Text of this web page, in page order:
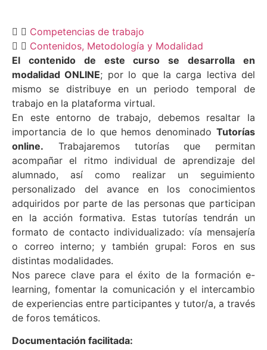
Competencias de trabajo
Contenidos, Metodología y Modalidad
El contenido de este curso se desarrolla en
modalidad ONLINE; por lo que la carga lectiva del
mismo se distribuye en un periodo temporal de
trabajo en la plataforma virtual.
En este entorno de trabajo, debemos resaltar la
importancia de lo que hemos denominado Tutorías
online. Trabajaremos tutorías que permitan
acompañar el ritmo individual de aprendizaje del
alumnado, así como realizar un seguimiento
personalizado del avance en los conocimientos
adquiridos por parte de las personas que participan
en la acción formativa. Estas tutorías tendrán un
formato de contacto individualizado: vía mensajería
o correo interno; y también grupal: Foros en sus
distintas modalidades.
Nos parece clave para el éxito de la formación e-
learning, fomentar la comunicación y el intercambio
de experiencias entre participantes y tutor/a, a través
de foros temáticos.
Documentación facilitada: